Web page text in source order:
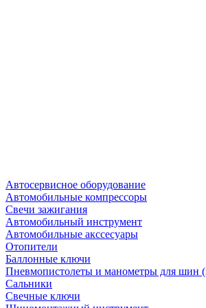
Автосервисное оборудование
Автомобильные компрессоры
Свечи зажигания
Автомобильный инструмент
Автомобильные акссесуары
Отопители
Баллонные ключи
Пневмопистолеты и манометры для шин
Сальники
Свечные ключи